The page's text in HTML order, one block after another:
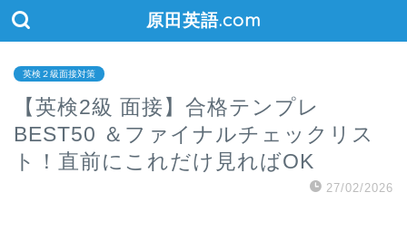
原田英語.com
英検２級面接対策
【英検2級 面接】合格テンプレ
BEST50 ＆ファイナルチェックリス
ト！直前にこれだけ見ればOK
27/02/2026